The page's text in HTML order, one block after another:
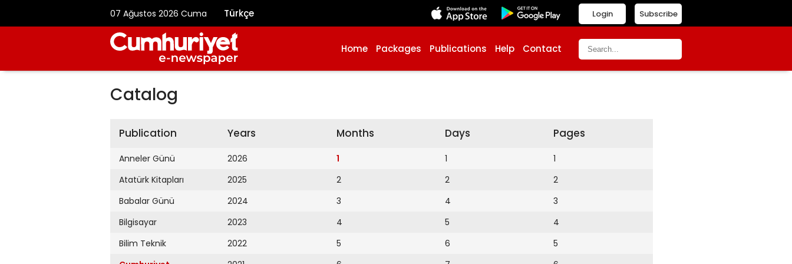
07 Ağustos 2026 Cuma Türkçe Subscribe
Login
Home Packages Publications Help Contact
Catalog
Publication
Anneler Günü
Atatürk Kitapları
Babalar Günü
Bilgisayar
Bilim Teknik
Years
2026
2025
2024
2023
2022
Months
1
2
3
4
5
Days
1
2
4
5
6
Pages
1
2
3
4
5